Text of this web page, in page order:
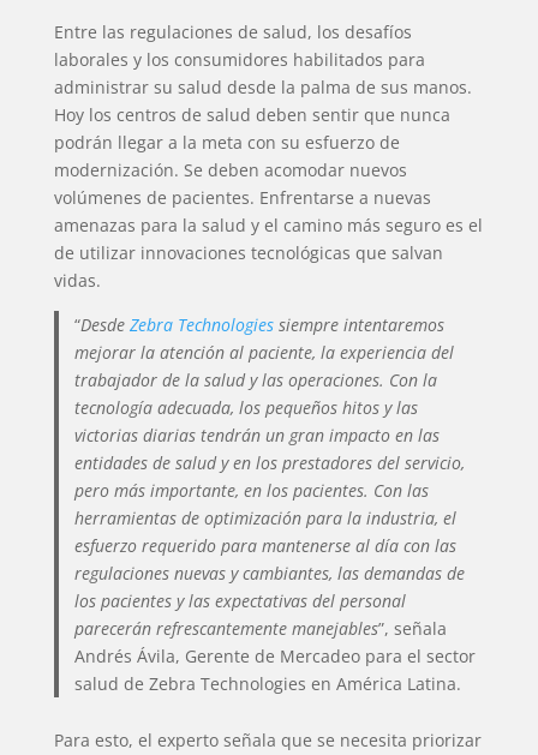
Entre las regulaciones de salud, los desafíos
laborales y los consumidores habilitados para
administrar su salud desde la palma de sus manos.
Hoy los centros de salud deben sentir que nunca
podrán llegar a la meta con su esfuerzo de
modernización. Se deben acomodar nuevos
volúmenes de pacientes. Enfrentarse a nuevas
amenazas para la salud y el camino más seguro es el
de utilizar innovaciones tecnológicas que salvan
vidas.
“DesdeZebra Technologies siempre intentaremos
mejorar la atención al paciente, la experiencia del
trabajador de la salud y las operaciones. Con la
tecnología adecuada, los pequeños hitos y las
victorias diarias tendrán un gran impacto en las
entidades de salud y en los prestadores del servicio,
pero más importante, en los pacientes. Con las
herramientas de optimización para la industria, el
esfuerzo requerido para mantenerse al día con las
regulaciones nuevas y cambiantes, las demandas de
los pacientes y las expectativas del personal
parecerán refrescantemente manejables”, señala
Andrés Ávila, Gerente de Mercadeo para el sector
salud de Zebra Technologies en América Latina.
Para esto, el experto señala que se necesita priorizar